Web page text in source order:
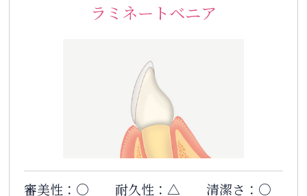
ラミネートベニア
審美性：○ 耐久性：△ 清潔さ：○